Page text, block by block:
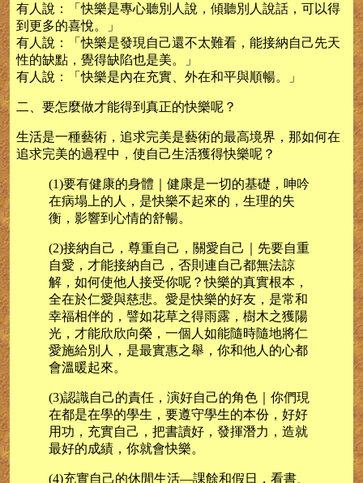
有人說：「快樂是專心聽別人說，傾聽別人說話，可以得
到更多的喜悅。」
有人說：「快樂是發現自己還不太難看，能接納自己先天
性的缺點，覺得缺陷也是美。」
有人說：「快樂是內在充實、外在和平與順暢。」
二、要怎麼做才能得到真正的快樂呢？
生活是一種藝術，追求完美是藝術的最高境界，那如何在
追求完美的過程中，使自己生活獲得快樂呢？
(1)要有健康的身體｜健康是一切的基礎，呻吟
在病塌上的人，是快樂不起來的，生理的失
衡，影響到心情的舒暢。
(2)接納自己，尊重自己，關愛自己｜先要自重
自愛，才能接納自己，否則連自己都無法諒
解，如何使他人接受你呢？快樂的真實根本，
全在於仁愛與慈悲。愛是快樂的好友，是常和
幸福相伴的，譬如花草之得雨露，樹木之獲陽
光，才能欣欣向榮，一個人如能隨時隨地將仁
愛施給別人，是最實惠之舉，你和他人的心都
會溫暖起來。
(3)認識自己的責任，演好自己的角色｜你們現
在都是在學的學生，要遵守學生的本份，好好
用功，充實自己，把書讀好，發揮潛力，造就
最好的成績，你就會快樂。
(4)充實自己的休閒生活—課餘和假日，看書、